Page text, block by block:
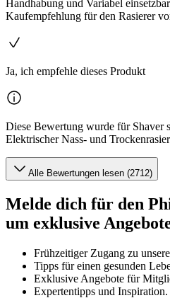
Handhabung und Variabel
Kaufempfehlung für den Rasierer
Ja, ich empfehle dieses Produkt
Diese Bewertung wurde für Shaver
Elektrischer Nass- und
Alle Bewertungen lesen (2712)
Melde dich für den
um exklusive
Frühzeitiger Zugang zu
Tipps für einen gesunden
Exklusive Angebote für
Expertentipps und Inspiration.